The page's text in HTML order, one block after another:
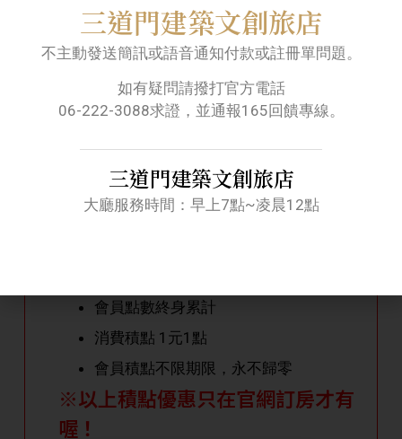
06-222-3088
Line快速訂房服務
官網線上快速訂房
會員點數終身累計
消費積點 1元1點
會員積點不限期限，永不歸零
※以上積點優惠只在官網訂房才有
喔！
三道門建築文創旅店
不主動發送簡訊或語音通知付款或註冊單問題。
如有疑問請撥打官方電話
06-222-3088求證，並通報165回饋專線。
三道門建築文創旅店
大廳服務時間：早上7點~凌晨12點